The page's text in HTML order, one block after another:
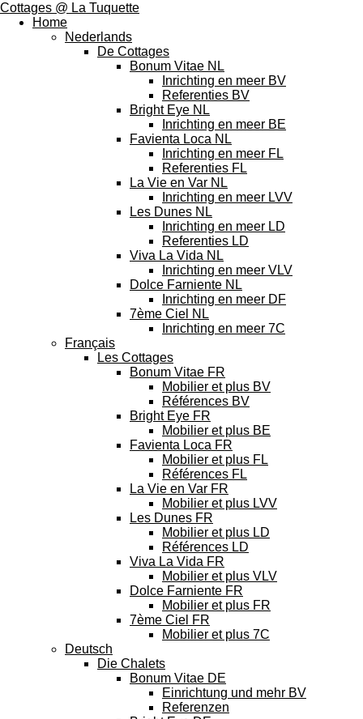
Cottages @ La Tuquette
Home
Nederlands
De Cottages
Bonum Vitae NL
Inrichting en meer BV
Referenties BV
Bright Eye NL
Inrichting en meer BE
Favienta Loca NL
Inrichting en meer FL
Referenties FL
La Vie en Var NL
Inrichting en meer LVV
Les Dunes NL
Inrichting en meer LD
Referenties LD
Viva La Vida NL
Inrichting en meer VLV
Dolce Farniente NL
Inrichting en meer DF
7ème Ciel NL
Inrichting en meer 7C
Français
Les Cottages
Bonum Vitae FR
Mobilier et plus BV
Références BV
Bright Eye FR
Mobilier et plus BE
Favienta Loca FR
Mobilier et plus FL
Références FL
La Vie en Var FR
Mobilier et plus LVV
Les Dunes FR
Mobilier et plus LD
Références LD
Viva La Vida FR
Mobilier et plus VLV
Dolce Farniente FR
Mobilier et plus FR
7ème Ciel FR
Mobilier et plus 7C
Deutsch
Die Chalets
Bonum Vitae DE
Einrichtung und mehr BV
Referenzen